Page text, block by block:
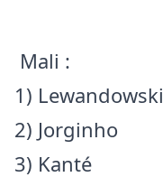
Mali :
1) Lewandowski
2) Jorginho
3) Kanté